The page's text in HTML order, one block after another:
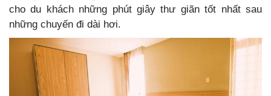
cho du khách những phút giây thư giãn tốt nhất sau
những chuyến đi dài hơi.